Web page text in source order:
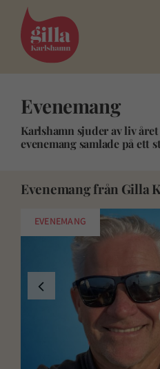
Fortsätt
innehållet
Evenemang
Karlshamn sjuder av liv
evenemang samlade på ett
Evenemang från Gilla
EVENEMANG